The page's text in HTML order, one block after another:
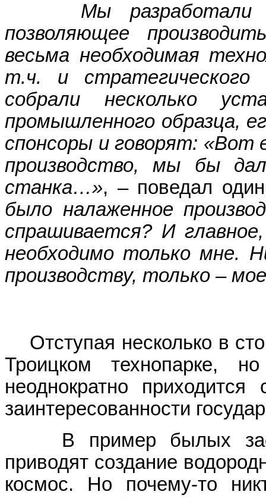
Мы разработали
позволяющее
весьма необходимая
т.ч. и
собрали несколько
промышленного образца,
спонсоры и говорят: «Вот
производство, мы бы
станка…», – поведал
было налаженное
спрашивается? И
необходимо только мне.
производству, только –
Отступая несколько в
Троицком технопарке,
неоднократно
заинтересованности
В пример былых
приводят создание
космос. Но почему-то